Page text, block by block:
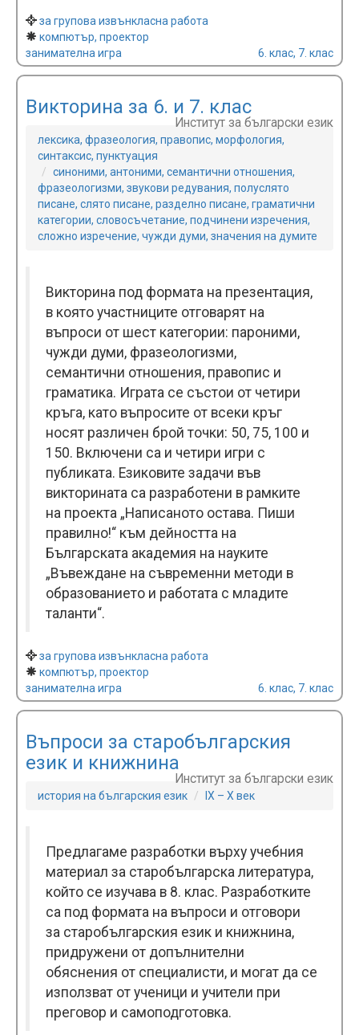
за групова извънкласна работа
компютър, проектор
занимателна игра
6. клас, 7. клас
Викторина за 6. и 7. клас
Институт за български език
лексика, фразеология, правопис, морфология,
синтаксис, пунктуация
синоними, антоними, семантични отношения,
фразеологизми, звукови редувания, полуслято
писане, слято писане, разделно писане, граматични
категории, словосъчетание, подчинени изречения,
сложно изречение, чужди думи, значения на думите
Викторина под формата на презентация,
в която участниците отговарят на
въпроси от шест категории: пароними,
чужди думи, фразеологизми,
семантични отношения, правопис и
граматика. Играта се състои от четири
кръга, като въпросите от всеки кръг
носят различен брой точки: 50, 75, 100 и
150. Включени са и четири игри с
публиката. Езиковите задачи във
викторината са разработени в рамките
на проекта „Написаното остава. Пиши
правилно!“ към дейността на
Българската академия на науките
„Въвеждане на съвременни методи в
образованието и работата с младите
таланти“.
за групова извънкласна работа
компютър, проектор
занимателна игра
6. клас, 7. клас
Въпроси за старобългарския
език и книжнина
Институт за български език
история на българския език IX – X век
Предлагаме разработки върху учебния
материал за старобългарска литература,
който се изучава в 8. клас. Разработките
са под формата на въпроси и отговори
за старобългарския език и книжнина,
придружени от допълнителни
обяснения от специалисти, и могат да се
използват от ученици и учители при
преговор и самоподготовка.